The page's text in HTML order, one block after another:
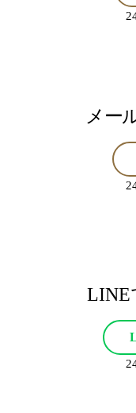
メー
LINE